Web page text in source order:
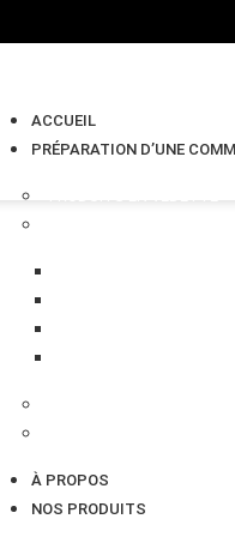
ACCUEIL
PRÉPARATION D’UNE
À PROPOS
NOS PRODUITS
&